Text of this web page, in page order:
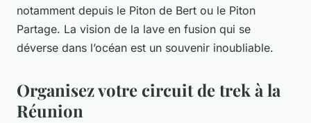
notamment depuis le Piton de Bert ou le Piton
Partage. La vision de la lave en fusion qui se
déverse dans l’océan est un souvenir inoubliable.
Organisez votre circuit de trek à la
Réunion